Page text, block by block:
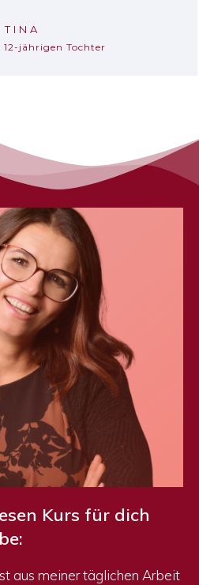
TINA
12-jährigen Tochter
Kurs für dich
aus meiner täglichen Arbeit